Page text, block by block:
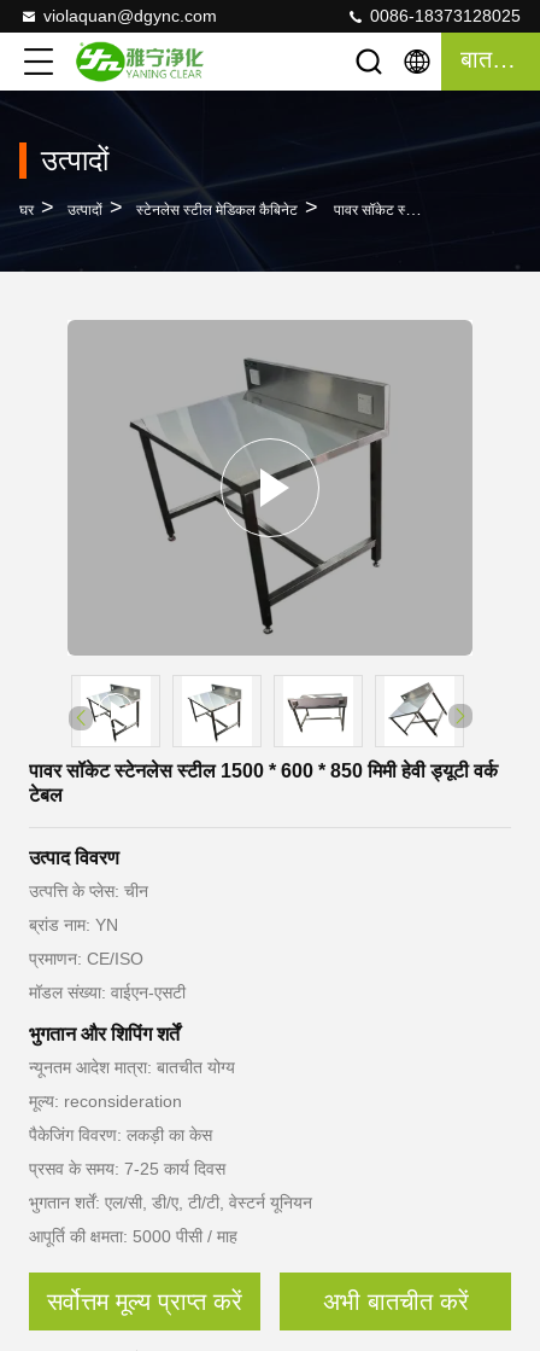
violaquan@dgync.com 0086-18373128025
बात करना
उत्पादों
घर > उत्पादों > स्टेनलेस स्टील मेडिकल कैबिनेट > पावर सॉकेट स्टेनलेस स्टील 1500 * 600 * 850 मिमी हेवी ड्यूटी वर्क टेबल
पावर सॉकेट स्टेनलेस स्टील 1500 * 600 * 850 मिमी हेवी ड्यूटी वर्क
टेबल
उत्पाद विवरण
उत्पत्ति के प्लेस: चीन
ब्रांड नाम: YN
प्रमाणन: CE/ISO
मॉडल संख्या: वाईएन-एसटी
भुगतान और शिपिंग शर्तें
न्यूनतम आदेश मात्रा: बातचीत योग्य
मूल्य: reconsideration
पैकेजिंग विवरण: लकड़ी का केस
प्रसव के समय: 7-25 कार्य दिवस
भुगतान शर्तें: एल/सी, डी/ए, टी/टी, वेस्टर्न यूनियन
आपूर्ति की क्षमता: 5000 पीसी / माह
सर्वोत्तम मूल्य प्राप्त करें अभी बातचीत करें